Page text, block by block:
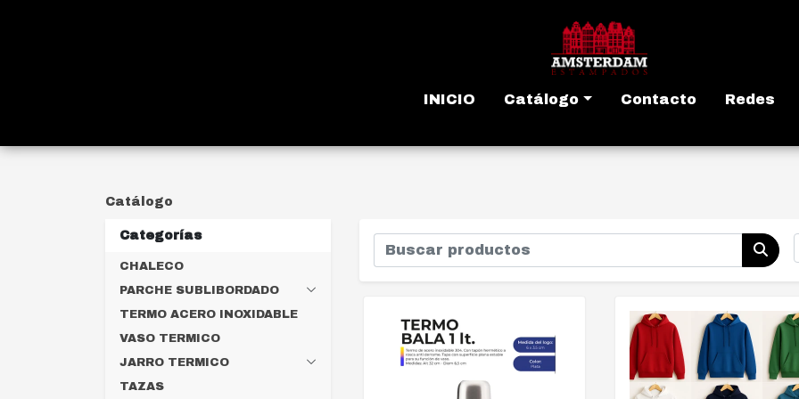
INICIO Catálogo Contacto Redes
Catálogo
Categorías
CHALECO
PARCHE SUBLIBORDADO
TERMO ACERO INOXIDABLE
VASO TERMICO
JARRO TERMICO
TAZAS